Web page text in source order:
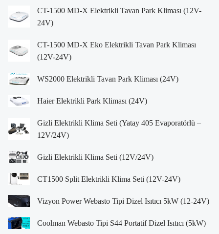
CT-1500 MD-X Elektrikli Tavan Park Kliması (12V-
24V)
CT-1500 MD-X Eko Elektrikli Tavan Park Kliması
(12V-24V)
WS2000 Elektrikli Tavan Park Kliması (24V)
Haier Elektrikli Park Kliması (24V)
Gizli Elektrikli Klima Seti (Yatay 405 Evaporatörlü –
12V/24V)
Gizli Elektrikli Klima Seti (12V/24V)
CT1500 Split Elektrikli Klima Seti (12V-24V)
Vizyon Power Webasto Tipi Dizel Isıtıcı 5kW (12-24V)
Coolman Webasto Tipi S44 Portatif Dizel Isıtıcı (5kW)